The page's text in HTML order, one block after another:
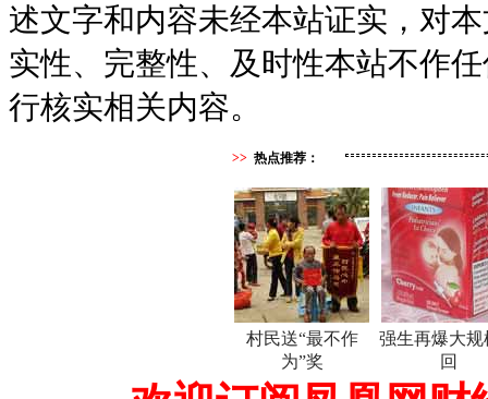
述文字和内容未经本站证实，对
实性、完整性、及时性本站不作
行核实相关内容。
>> 热点推荐：
村民送“最不作
为”奖
强生再爆大规
回